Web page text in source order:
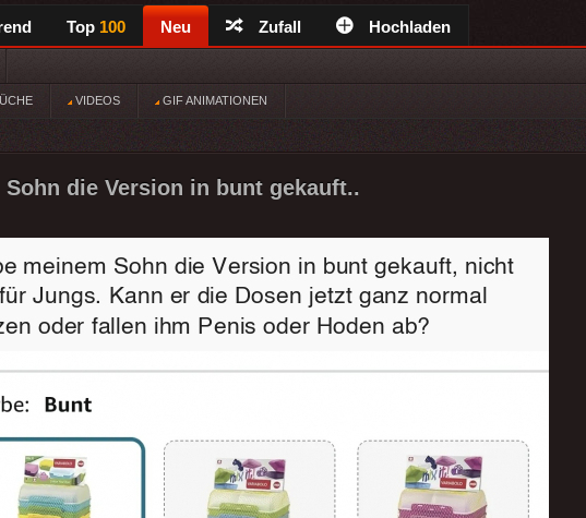
Top 100 Neu Zufall Hochladen
VIDEOS GIF ANIMATIONEN
Sohn die Version in bunt gekauft..